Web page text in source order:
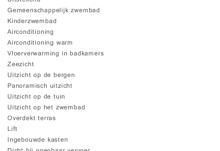
Gemeenschappelijk zwembad
Kinderzwembad
Airconditioning
Airconditioning warm
Vloerverwarming in badkamers
Zeezicht
Uitzicht op de bergen
Panoramisch uitzicht
Uitzicht op de tuin
Uitzicht op het zwembad
Overdekt terras
Lift
Ingebouwde kasten